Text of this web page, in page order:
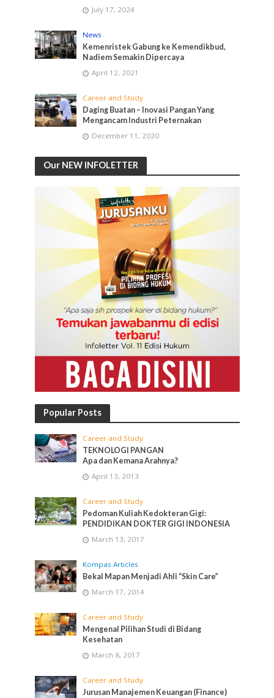
July 17, 2024
News
Kemenristek Gabung ke Kemendikbud,
Nadiem Semakin Dipercaya
April 12, 2021
Career and Study
Daging Buatan – Inovasi Pangan Yang
Mengancam Industri Peternakan
December 11, 2020
Our NEW INFOLETTER
Popular Posts
Career and Study
TEKNOLOGI PANGAN
Apa dan Kemana Arahnya?
April 13, 2013
Career and Study
Pedoman Kuliah Kedokteran Gigi:
PENDIDIKAN DOKTER GIGI INDONESIA
March 13, 2017
Kompas Articles
Bekal Mapan Menjadi Ahli “Skin Care”
March 17, 2014
Career and Study
Mengenal Pilihan Studi di Bidang
Kesehatan
March 8, 2017
Career and Study
Jurusan Manajemen Keuangan (Finance)